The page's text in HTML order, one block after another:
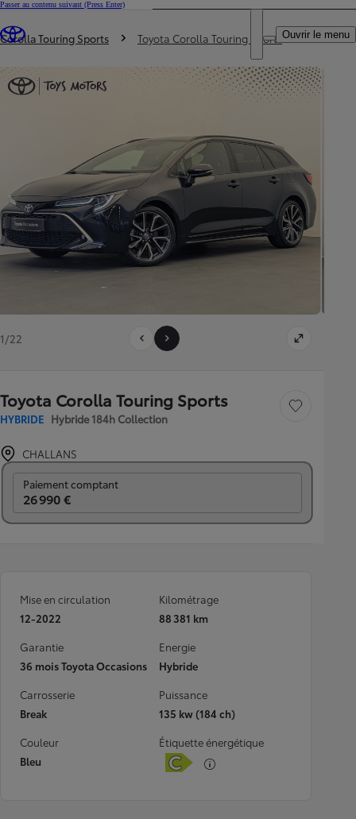
Passer au contenu suivant (Press Enter)
Trouvez un partenaire Toyota
DEALER NAME
Ouvrir le menu
Vous êtes ici
Corolla Touring Sports Toyota Corolla Touring Sports
1/22
Toyota Corolla Touring Sports
HYBRIDE Hybride 184h Collection
Sauvegarder le
CHALLANS
Paiement comptant
26 990 €
Mise en circulation
12-2022
Kilométrage
88 381 km
Garantie
36 mois Toyota Occasions
Energie
Hybride
Carrosserie
Break
Puissance
135 kw (184 ch)
Couleur
Bleu
Étiquette énergétique